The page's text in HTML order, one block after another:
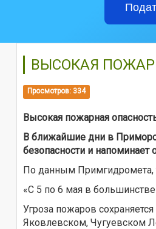
ВЫСОКАЯ
Просмотров: 334
Высокая пожарная
В ближайшие дни в
безопасности и напоминает
По данным Примгидромета,
«С 5 по 6 мая в
Угроза пожаров
Яковлевском, Чугуевском